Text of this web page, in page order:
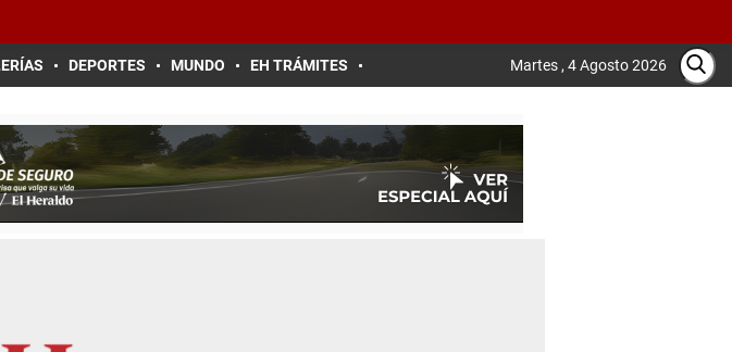
DEPORTES MUNDO EH TRÁMITES Martes , 4 Agosto 2026